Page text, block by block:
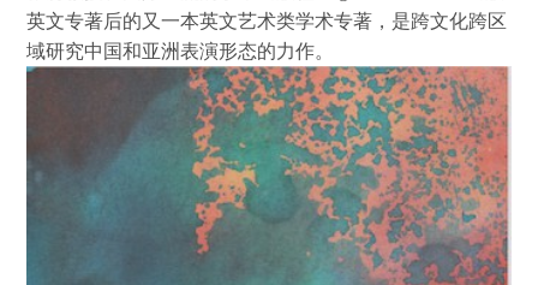
英文专著后的又一本英文艺术类学术专著，是跨文化跨区
域研究中国和亚洲表演形态的力作。